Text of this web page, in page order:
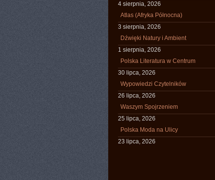
4 sierpnia, 2026
Atlas (Afryka Północna)
3 sierpnia, 2026
Dźwięki Natury i Ambient
1 sierpnia, 2026
Polska Literatura w Centrum
30 lipca, 2026
Wypowiedzi Czytelników
26 lipca, 2026
Waszym Spojrzeniem
25 lipca, 2026
Polska Moda na Ulicy
23 lipca, 2026